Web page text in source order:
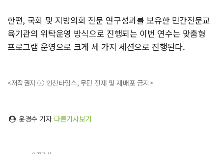
한편, 국회 및 지방의회 전문 연구성과를 보유한 민간전문교
육기관의 위탁운영 방식으로 진행되는 이번 연수는 맞춤형
프로그램 운영으로 크게 세 가지 세션으로 진행된다.
<저작권자 ⓒ 인천타임스, 무단 전재 및 재배포 금지>
윤경수 기자 다른기사보기